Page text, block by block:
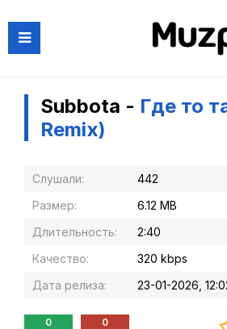
Subbota - Где то
Remix)
Слушали:
442
Размер:
6.12 MB
Длительность:
2:40
Качество:
320 kbps
Дата релиза:
23-01-2026,
0 0